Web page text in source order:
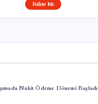
Follow Me
Nakit Ödeme Dönemi Başladı